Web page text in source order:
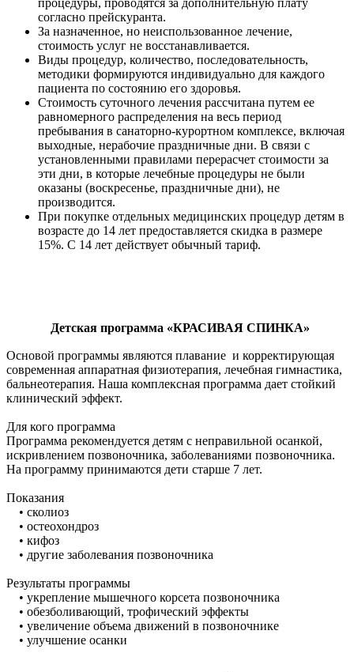
процедуры, проводятся за дополнительную плату
согласно прейскуранта.
За назначенное, но неиспользованное лечение,
стоимость услуг не восстанавливается.
Виды процедур, количество, последовательность,
методики формируются индивидуально для каждого
пациента по состоянию его здоровья.
Стоимость суточного лечения рассчитана путем ее
равномерного распределения на весь период
пребывания в санаторно-курортном комплексе, включая
выходные, нерабочие праздничные дни. В связи с
установленными правилами перерасчет стоимости за
эти дни, в которые лечебные процедуры не были
оказаны (воскресенье, праздничные дни), не
производится.
При покупке отдельных медицинских процедур детям в
возрасте до 14 лет предоставляется скидка в размере
15%. С 14 лет действует обычный тариф.
Детская программа «КРАСИВАЯ СПИНКА»
Основой программы являются плавание и корректирующая
современная аппаратная физиотерапия, лечебная гимнастика,
бальнеотерапия. Наша комплексная программа дает стойкий
клинический эффект.
Для кого программа
Программа рекомендуется детям с неправильной осанкой,
искривлением позвоночника, заболеваниями позвоночника.
На программу принимаются дети старше 7 лет.
Показания
• сколиоз
• остеохондроз
• кифоз
• другие заболевания позвоночника
Результаты программы
• укрепление мышечного корсета позвоночника
• обезболивающий, трофический эффекты
• увеличение объема движений в позвоночнике
• улучшение осанки